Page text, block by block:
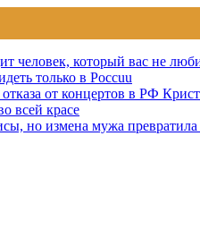
человек, который вас не
только в Россuu
от концертов в РФ
всей красе
но измена мужа превратила